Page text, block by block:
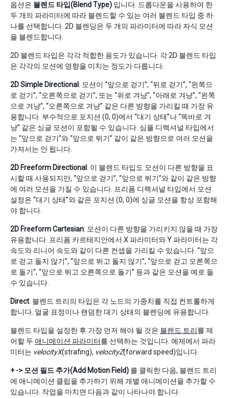
옵션은 블렌드 타입(Blend Type) 입니다. 드롭다운을 사용하여 한
두 개의 파라미터에 따라 블렌드할 수 있는 여러 블렌드 타입 중 하
나를 선택합니다. 2D 블렌딩은 두 개의 파라미터에 따라 자식 모션
을 블렌드합니다.
2D 블렌드 타입은 각각 적합한 용도가 있습니다. 각 2D 블렌드 타입
은 각각의 모션에 영향을 미치는 정도가 다릅니다.
2D Simple Directional: 모션이 “앞으로 걷기”, “뒤로 걷기”, “왼쪽으
로 걷기”, “오른쪽으로 걷기”, 또는 “위로 겨냥”, “아래로 겨냥”, “왼쪽
으로 겨냥”, “오른쪽으로 겨냥” 같은 다른 방향을 가리킬 때 가장 유
용합니다. 부수적으로 포지션 (0, 0)에서 “대기 상태”나 “똑바로 겨
냥” 같은 싱글 모션이 포함될 수 있습니다. 심플 디렉셔널 타입에서
는 “앞으로 걷기”와 “앞으로 뛰기” 같이 같은 방향으로 여러 모션을
가져서는 안 됩니다.
2D Freeform Directional: 이 블렌드 타입도 모션이 다른 방향을 표
시할 때 사용되지만, “앞으로 걷기”, “앞으로 뛰기”와 같이 같은 방향
에 여러 모션을 가질 수 있습니다. 프리폼 디렉셔널 타입에서 모션
설정은 “대기 상태”와 같은 포지션 (0, 0)에 싱글 모션을 항상 포함해
야 합니다.
2D Freeform Cartesian: 모션이 다른 방향을 가리키지 않을 때 가장
유용합니다. 프리폼 카르테지안에서 X 파라미터와 Y 파라미터는 각
속도와 리니어 속도와 같이 다른 컨셉을 가리킬 수 있습니다. “앞으
로 걷고 돌지 않기”, “앞으로 뛰고 돌지 않기”, “앞으로 걷고 오른쪽으
로 돌기”, “앞으로 뛰고 오른쪽으로 돌기” 등과 같은 모션을 예로 들
수 있습니다.
Direct: 블렌드 트리의 타입은 각 노드의 가중치를 직접 컨트롤하게
합니다. 얼굴 표정이나 랜덤한 대기 상태의 블렌딩에 유용합니다.
블렌드 타입을 설정한 후 가장 먼저 해야 될 것은 블렌드 트리를 제
어할 두 애니메이션 파라미터를 선택하는 것입니다. 예제에서 파라
미터는 velocityX(strafing), velocityZ(forward speed)입니다.
+ -> 모션 필드 추가(Add Motion Field) 를 클릭한 다음, 블렌드 트리
에 애니메이션 클립을 추가하기 위해 개별 애니메이션을 추가할 수
있습니다. 작업을 마치면 다음과 같이 나타나야 합니다.